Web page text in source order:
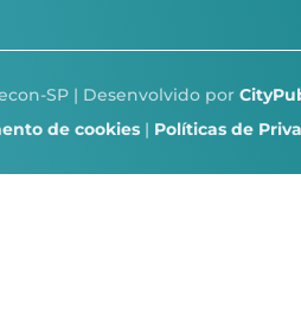
SP | Desenvolvido por
de cookies| Políticas de